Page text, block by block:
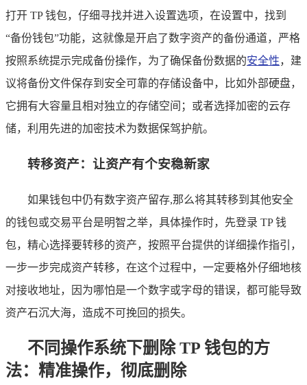
打开 TP 钱包，仔细寻找并进入设置选项，在设置中，找到
“备份钱包”功能，这就像是开启了数字资产的备份通道，严格
按照系统提示完成备份操作，为了确保备份数据的安全性，建
议将备份文件保存到安全可靠的存储设备中，比如外部硬盘，
它拥有大容量且相对独立的存储空间；或者选择加密的云存
储，利用先进的加密技术为数据保驾护航。
转移资产：让资产有个安稳新家
如果钱包中仍有数字资产留存,那么将其转移到其他安全
的钱包或交易平台是明智之举，具体操作时，先登录 TP 钱
包，精心选择要转移的资产，按照平台提供的详细操作指引，
一步一步完成资产转移，在这个过程中，一定要格外仔细地核
对接收地址，因为哪怕是一个数字或字母的错误，都可能导致
资产石沉大海，造成不可挽回的损失。
不同操作系统下删除 TP 钱包的方
法：精准操作，彻底删除